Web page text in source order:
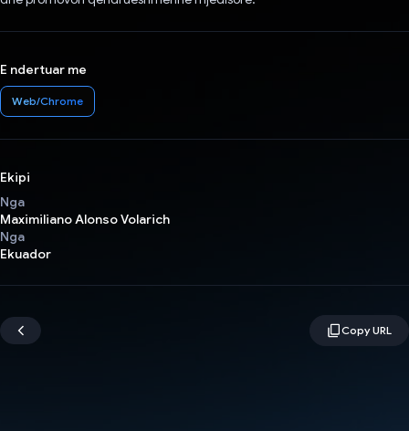
E ndertuar me
Web/Chrome
Ekipi
Nga
Maximiliano Alonso Volarich
Nga
Ekuador